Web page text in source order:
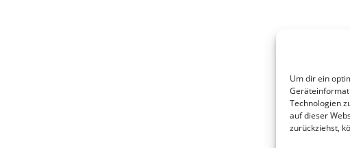
Um dir ein
Technologien
auf dieser
zurückziehst,